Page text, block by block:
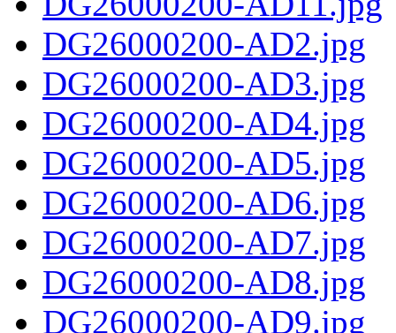
DG26000200-AD2.jpg
DG26000200-AD3.jpg
DG26000200-AD4.jpg
DG26000200-AD5.jpg
DG26000200-AD6.jpg
DG26000200-AD7.jpg
DG26000200-AD8.jpg
DG26000200-AD9.jpg